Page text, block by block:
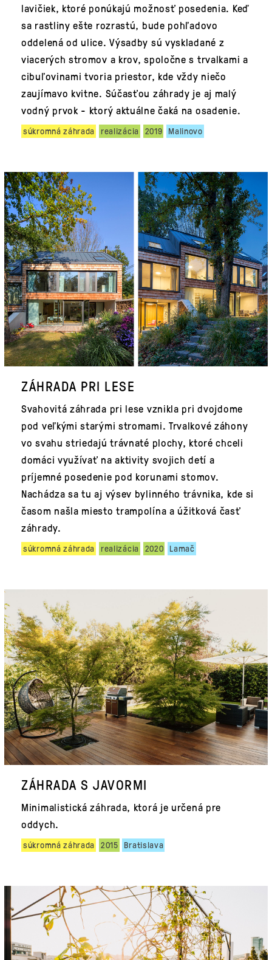
lavičiek, ktoré ponúkajú možnosť posedenia. Keď
sa rastliny ešte rozrastú, bude pohľadovo
oddelená od ulice. Výsadby sú vyskladané z
viacerých stromov a krov, spoločne s trvalkami a
cibuľovinami tvoria priestor, kde vždy niečo
zaujímavo kvitne. Súčasťou záhrady je aj malý
vodný prvok - ktorý aktuálne čaká na osadenie.
súkromná záhrada realizácia 2019 Malinovo
ZÁHRADA PRI LESE
Svahovitá záhrada pri lese vznikla pri dvojdome
pod veľkými starými stromami. Trvalkové záhony
vo svahu striedajú trávnaté plochy, ktoré chceli
domáci využívať na aktivity svojich detí a
príjemné posedenie pod korunami stomov.
Nachádza sa tu aj výsev bylinného trávnika, kde si
časom našla miesto trampolína a úžitková časť
záhrady.
súkromná záhrada realizácia 2020 Lamač
ZÁHRADA S JAVORMI
Minimalistická záhrada, ktorá je určená pre
oddych.
súkromná záhrada 2015 Bratislava